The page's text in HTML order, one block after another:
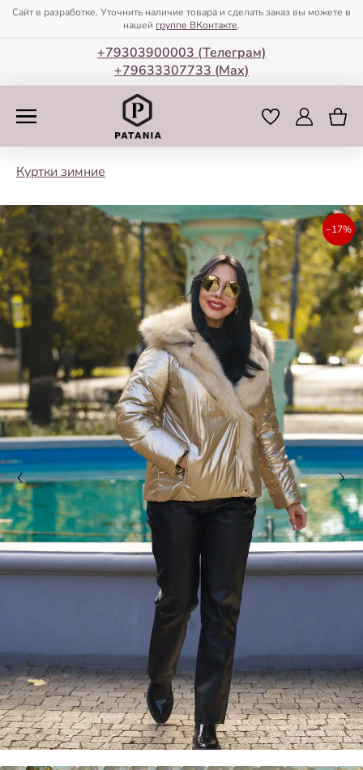
Сайт в разработке. Уточнить наличие товара и сделать заказ вы можете в
нашей группе ВКонтакте.
+79303900003 (Телеграм)
+79633307733 (Мax)
Куртки зимние
−17%